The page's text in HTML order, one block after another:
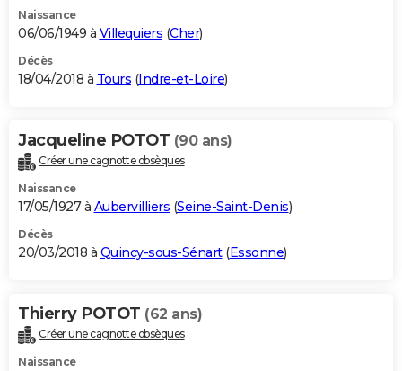
Naissance
06/06/1949 à Villequiers (Cher)
Décès
18/04/2018 à Tours (Indre-et-Loire)
Jacqueline POTOT (90 ans)
Créer une cagnotte obsèques
Naissance
17/05/1927 à Aubervilliers (Seine-Saint-Denis)
Décès
20/03/2018 à Quincy-sous-Sénart(Essonne)
Thierry POTOT (62 ans)
Créer une cagnotte obsèques
Naissance